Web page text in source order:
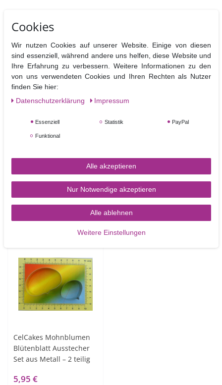
Ähnliche Artikel
25 Drähte pro Packung
50 Drähte pro Packung
3,20 €
CelCakes Mohnblumen
Blütenblatt Ausstecher
Set aus Metall – 2 teilig
5,95 €
Cookies
Wir nutzen Cookies auf unserer Website. Einige von diesen
sind essenziell, während andere uns helfen, diese Website und
Ihre Erfahrung zu verbessern. Weitere Informationen zu den
von uns verwendeten Cookies und Ihren Rechten als Nutzer
finden Sie hier:
Daten­schutz­erklärung
Impressum
Essenziell Statistik PayPal
Funktional
Alle akzeptieren
Nur Notwendige akzeptieren
Alle ablehnen
Weitere Einstellungen